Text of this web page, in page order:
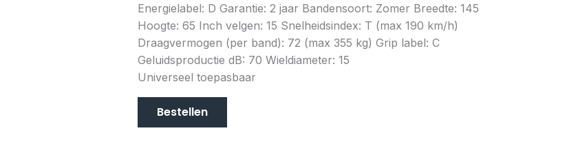
Energielabel: D Garantie: 2 jaar Bandensoort: Zomer Breedte: 145
Hoogte: 65 Inch velgen: 15 Snelheidsindex: T (max 190 km/h)
Draagvermogen (per band): 72 (max 355 kg) Grip label: C
Geluidsproductie dB: 70 Wieldiameter: 15
Universeel toepasbaar
Bestellen